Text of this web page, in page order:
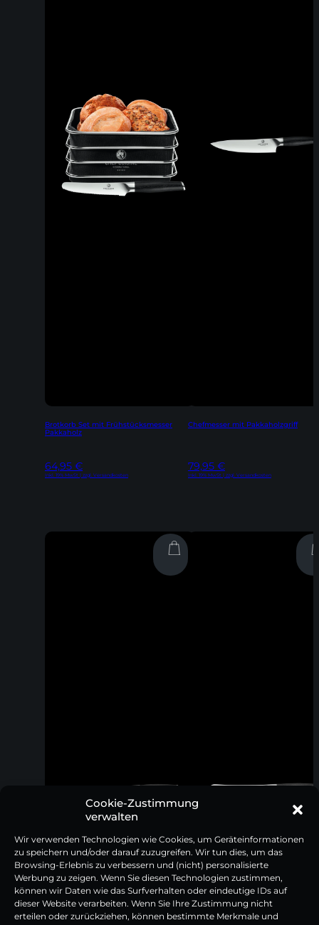
Cookie-Zustimmung
verwalten
Wir verwenden Technologien wie Cookies, um Geräteinformationen
zu speichern und/oder darauf zuzugreifen. Wir tun dies, um das
Browsing-Erlebnis zu verbessern und (nicht) personalisierte
Werbung zu zeigen. Wenn Sie diesen Technologien zustimmen,
können wir Daten wie das Surfverhalten oder eindeutige IDs auf
dieser Website verarbeiten. Wenn Sie Ihre Zustimmung nicht
erteilen oder zurückziehen, können bestimmte Merkmale und
Brotkorb Set mit Frühstücksmesser
Pakkaholz
64,95 €
Inkl. 19% MwSt | zzgl. Versandkosten
Chefmesser mit Pakkaholzgriff
79,95 €
Inkl. 19% MwSt | zzgl. Versandkosten